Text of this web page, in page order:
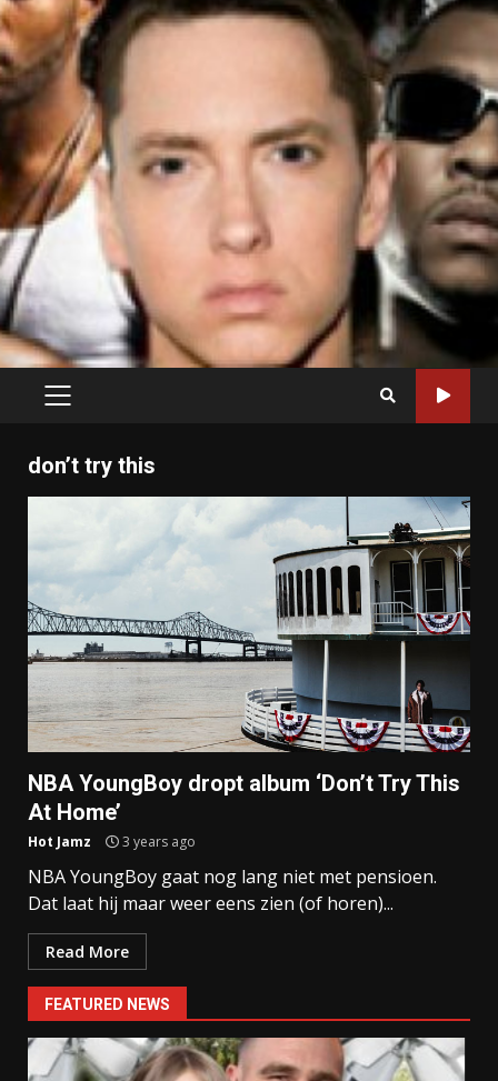
PRIMARY
don’t try this
NBA YoungBoy dropt album ‘Don’t Try This
At Home’
Hot Jamz 3 years ago
NBA YoungBoy gaat nog lang niet met pensioen.
Dat laat hij maar weer eens zien (of horen)...
Read More
FEATURED NEWS